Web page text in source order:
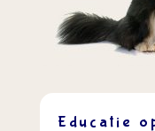
Educatie